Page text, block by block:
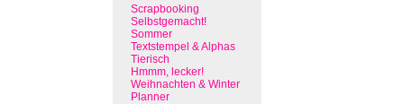
Scrapbooking
Selbstgemacht!
Sommer
Textstempel & Alphas
Tierisch
Hmmm, lecker!
Weihnachten & Winter
Planner